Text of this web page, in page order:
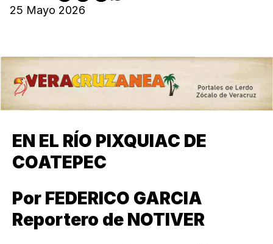
25 Mayo 2026
EN EL RÍO PIXQUIAC DE
COATEPEC
Por FEDERICO GARCIA
Reportero de NOTIVER